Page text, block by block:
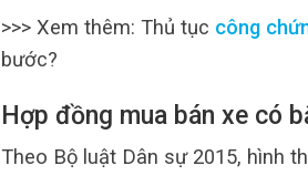
>>> Xem thêm: Thủ tục công
bước?
Hợp đồng mua bán xe có
Theo Bộ luật Dân sự 2015, hình